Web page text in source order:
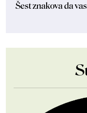
Šest znakova da